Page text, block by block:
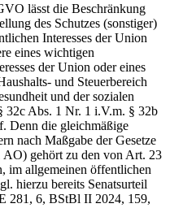
lässt die Beschränkung
des Schutzes (sonstiger)
Interesses der Union
eines wichtigen
der Union oder eines
und Steuerbereich
und der sozialen
32c Abs. 1 Nr. 1 i.V.m. § 32b
Denn die gleichmäßige
nach Maßgabe der Gesetze
gehört zu den von Art. 23
im allgemeinen öffentlichen
hierzu bereits Senatsurteil
281, 6, BStBl II 2024, 159,